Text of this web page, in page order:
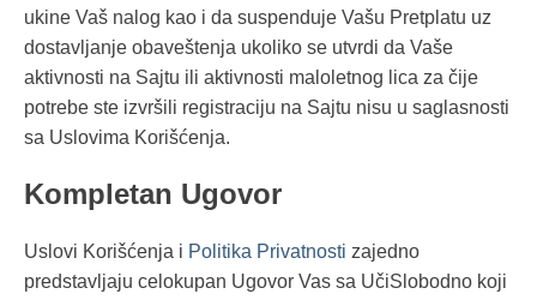
ukine Vaš nalog kao i da suspenduje Vašu Pretplatu uz
dostavljanje obaveštenja ukoliko se utvrdi da Vaše
aktivnosti na Sajtu ili aktivnosti maloletnog lica za čije
potrebe ste izvršili registraciju na Sajtu nisu u saglasnosti
sa Uslovima Korišćenja.
Kompletan Ugovor
Uslovi Korišćenja i Politika Privatnosti zajedno
predstavljaju celokupan Ugovor Vas sa UčiSlobodno koji